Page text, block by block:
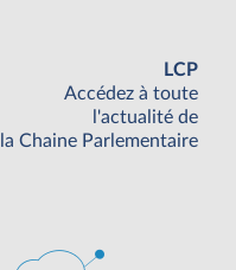
LCP
Accédez à toute
l'actualité de
la Chaine Parlementaire